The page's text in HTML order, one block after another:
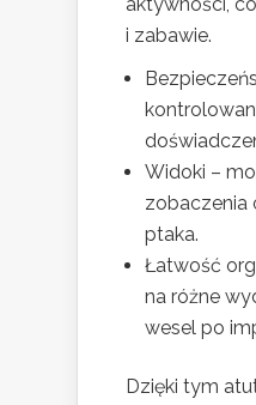
i zabawie.
Widoki –
zobaczenia
ptaka.
Łatwość
na różne
wesel po
Dzięki tym